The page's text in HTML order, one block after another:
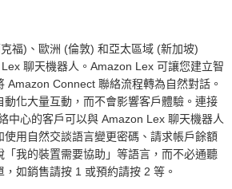
福)、歐洲 (倫敦) 和亞太區域 (新加坡)
聊天機器人。Amazon Lex 可讓您建立智
Amazon Connect 聯絡流程轉為自然對話。
化大量互動，而不會影響客戶體驗。連接
中心的客戶可以與 Amazon Lex 聊天機器人
用自然交談語言變更密碼、請求帳戶餘額
「我的裝置需要協助」等語言，而不必通聽
如銷售請按 1 或預約請按 2 等。